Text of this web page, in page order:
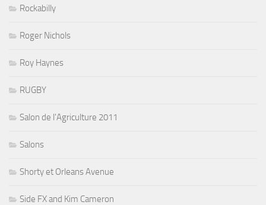
Rockabilly
Roger Nichols
Roy Haynes
RUGBY
Salon de l'Agriculture 2011
Salons
Shorty et Orleans Avenue
Side FX and Kim Cameron